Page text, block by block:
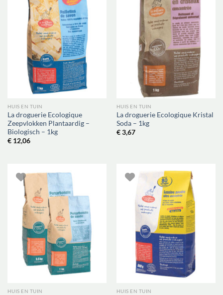
HUIS EN TUIN
La droguerie Ecologique
Zeepvlokken Plantaardig –
Biologisch – 1kg
€12,06
HUIS EN TUIN
La droguerie Ecologique Kristal
Soda – 1kg
€3,67
HUIS EN TUIN HUIS EN TUIN